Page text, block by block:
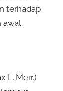
terhadap
awal.
L. Merr.)